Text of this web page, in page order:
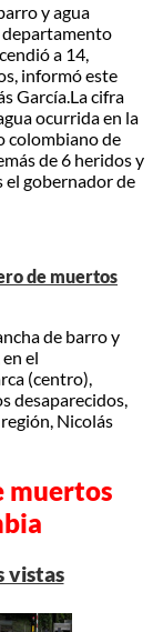
y agua
departamento
a 14,
informó este
García.La cifra
ocurrida en la
colombiano de
de 6 heridos y
el gobernador de
de muertos
de barro y
el
(centro),
desaparecidos,
Nicolás
muertos
vistas